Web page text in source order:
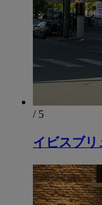
/ 5
イビスブリ